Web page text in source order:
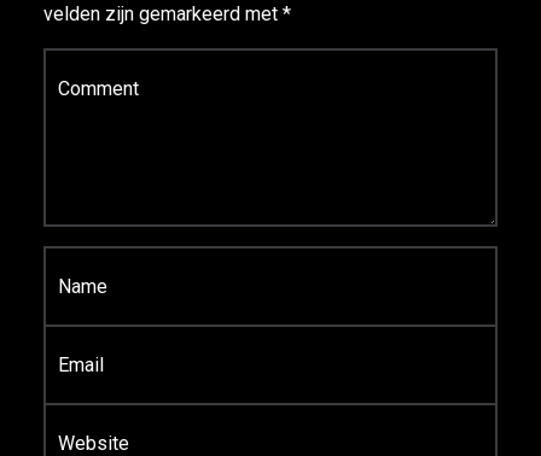
velden zijn gemarkeerd met *
Reactie
*
Naam
*
E-mail*
Site